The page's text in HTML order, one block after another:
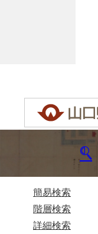
簡易検索
階層検索
詳細検索